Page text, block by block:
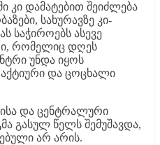
კი დამატებით შეიძლება
სახურავზე კი-
საჭიროებს ასევე
რომელიც დღეს
უნდა იყოს
და ცოცხალი
და ცენტრალური
გასულ წელს შემუშავდა,
არ არის.